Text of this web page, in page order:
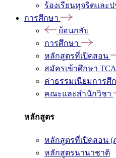
ร้องเรียนทุจริตและ
การศึกษา
ย้อนกลับ
การศึกษา
หลักสูตรที่เปิดสอน
สมัครเข้าศึกษา
ค่าธรรมเนียมการศึ
คณะและสำนักวิชา
หลักสูตร
หลักสูตรที่เปิดสอน (
หลักสูตรนานาชาติ